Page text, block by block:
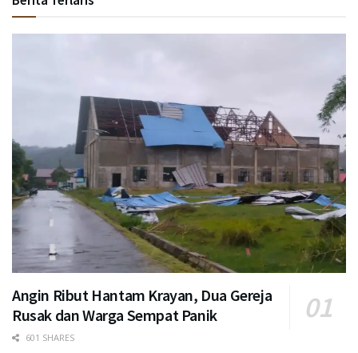
Angin Ribut Hantam Krayan, Dua Gereja
Rusak dan Warga Sempat Panik
601 SHARES